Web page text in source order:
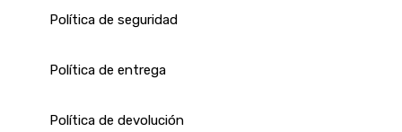
Política de seguridad
Política de entrega
Política de devolución